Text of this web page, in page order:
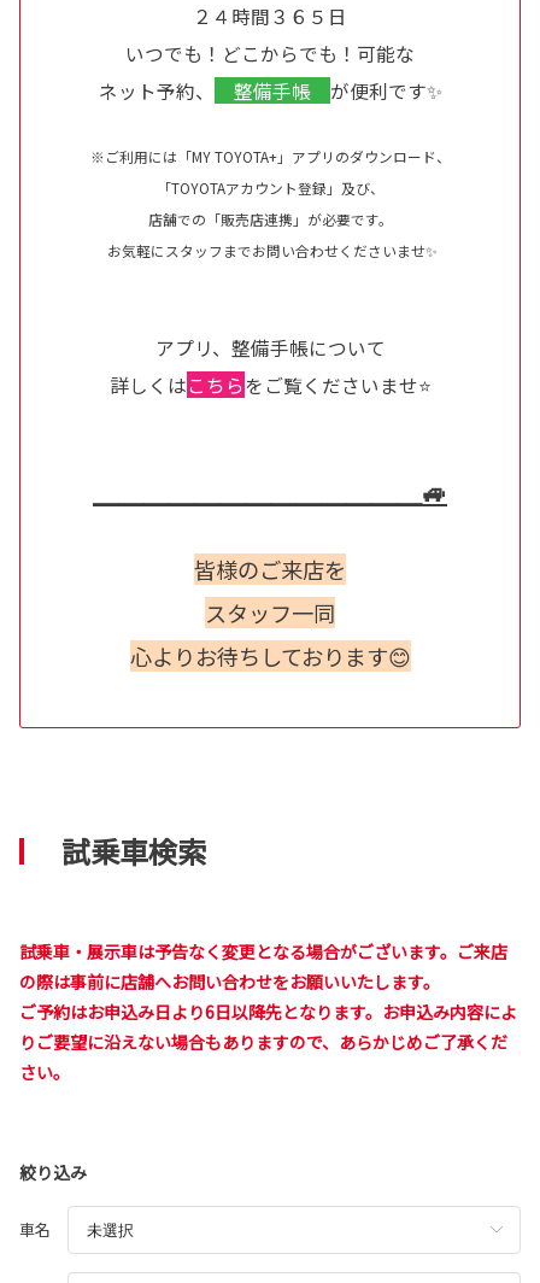
２４時間３６５日
いつでも！どこからでも！可能な
ネット予約、
整備手帳 が便利です✨
※ご利用には「MY TOYOTA+」アプリのダウンロード、
「TOYOTAアカウント登録」及び、
店舗での「販売店連携」が必要です。
お気軽にスタッフまでお問い合わせくださいませ✨
アプリ、整備手帳について
詳しくはこちらをご覧くださいませ⭐
＿＿＿＿＿＿＿＿＿＿＿＿＿🚙
皆様のご来店を
スタッフ一同
心よりお待ちしております😊
試乗車検索
試乗車・展示車は予告なく変更となる場合がございます。ご来店
の際は事前に店舗へお問い合わせをお願いいたします。
ご予約はお申込み日より6日以降先となります。お申込み内容によ
りご要望に沿えない場合もありますので、あらかじめご了承くだ
さい。
絞り込み
車名